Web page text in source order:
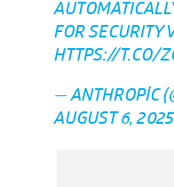
FOR SECURITY
HTTPS://T.CO/
— ANTHROPIC
AUGUST 6, 2025